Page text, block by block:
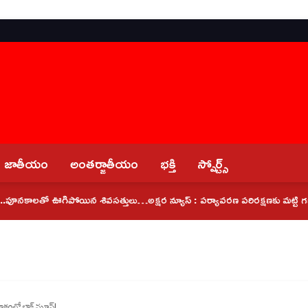
జాతీయం అంతర్జాతీయం భక్తి స్పోర్ట్స్
ఊగిపోయిన శివసత్తులు…అక్షర న్యూస్ : పర్యావరణ పరిరక్షణకు మట్టి